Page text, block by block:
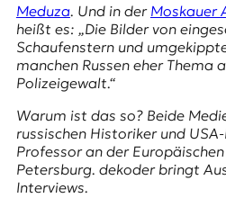
D
E
K
O
D
Meduza. Und in der Moskauer
heißt es: „Die Bilder von
Schaufenstern und
manchen Russen eher Thema
Polizeigewalt.“
Warum ist das so? Beide
russischen Historiker und
Professor an der
Petersburg. dekoder bringt
Interviews.